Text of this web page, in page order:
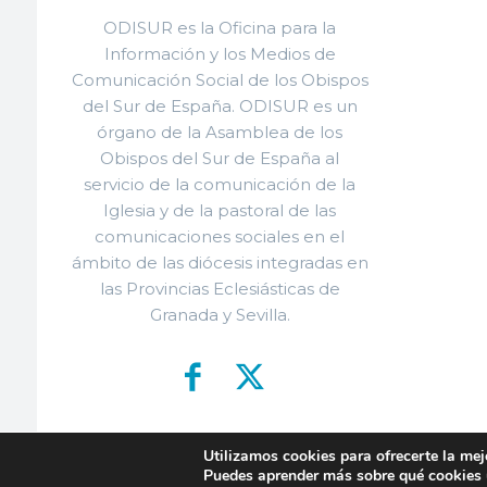
ODISUR es la Oficina para la
Información y los Medios de
Comunicación Social de los Obispos
del Sur de España. ODISUR es un
órgano de la Asamblea de los
Obispos del Sur de España al
servicio de la comunicación de la
Iglesia y de la pastoral de las
comunicaciones sociales en el
ámbito de las diócesis integradas en
las Provincias Eclesiásticas de
Granada y Sevilla.
©
Utilizamos cookies para ofrecerte la
Puedes aprender más sobre qué